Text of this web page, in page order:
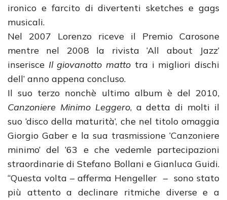
ironico e farcito di divertenti sketches e gags
musicali.
Nel 2007 Lorenzo riceve il Premio Carosone
mentre nel 2008 la rivista ‘All about Jazz’
inserisce Il giovanotto matto tra i migliori dischi
dell’ anno appena concluso.
Il suo terzo nonchè ultimo album è del 2010,
Canzoniere Minimo Leggero, a detta di molti il
suo ‘disco della maturità’, che nel titolo omaggia
Giorgio Gaber e la sua trasmissione ‘Canzoniere
minimo’ del ’63 e che vedemle partecipazioni
straordinarie di Stefano Bollani e Gianluca Guidi.
“Questa volta – afferma Hengeller – sono stato
più attento a declinare ritmiche diverse e a